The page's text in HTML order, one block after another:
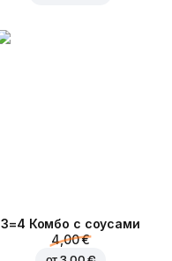
3=4 Комбо с соусами
4,00 €